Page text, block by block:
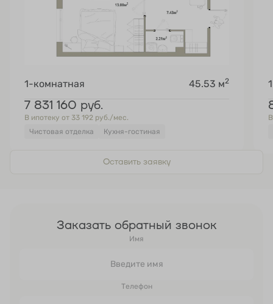
1-комнатная 45.53 м2
7 831 160 руб.
В ипотеку от 33 192 руб./мес.
Чистовая отделка
Кухня-гостиная
Оставить заявку
Заказать обратный звонок
Имя
Телефон